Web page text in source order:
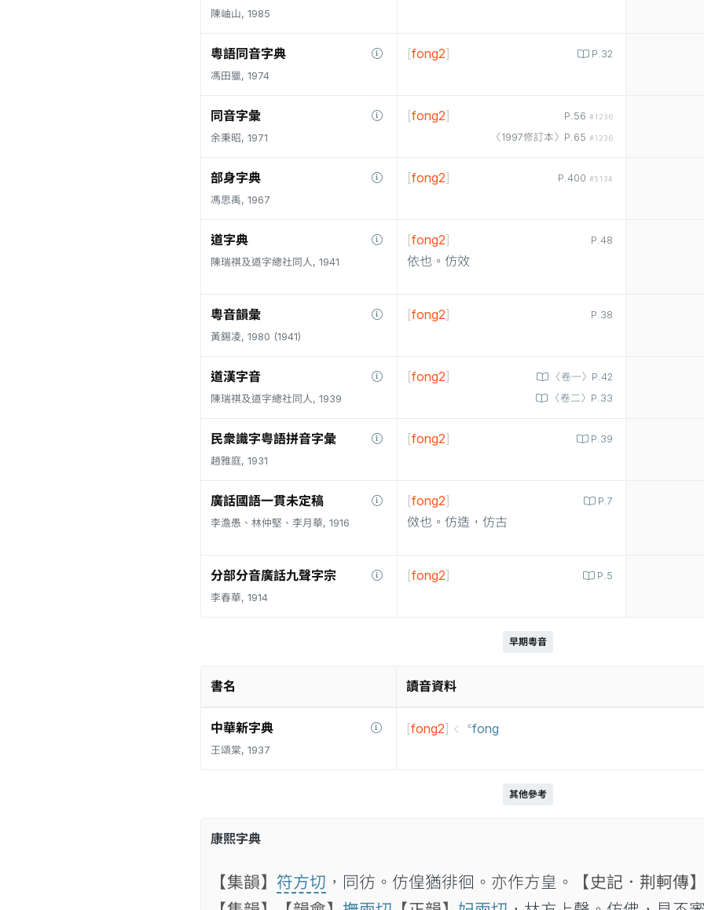
陳岫山, 1985
粵語同音字典
馮田獵, 1974
P.32
[fong2]
同音字彙
余秉昭, 1971
P.56 #1236
〈1997修訂本〉P.65 #1236
[fong2]
部身字典
馮思禹, 1967
P.400 #5134
[fong2]
道字典
陳瑞祺及道字總社同人, 1941
P.48
[fong2]
依也。仿效
粵音韻彙
黃錫凌, 1980 (1941)
P.38
[fong2]
道漢字音
陳瑞祺及道字總社同人, 1939
〈卷一〉P.42
〈卷二〉P.33
[fong2]
民衆識字粤語拼音字彙
趙雅庭, 1931
P.39
[fong2]
廣話國語一貫未定稿
李澹愚、林仲堅、李月華, 1916
P.7
[fong2]
傚也。仿造，仿古
分部分音廣話九聲字宗
李春華, 1914
P.5
[fong2]
早期粵音
書名 讀音資料
中華新字典
王頌棠, 1937
[fong2] ꜂fong
其他參考
康熙字典
【集韻】 符方切 ，同彷。仿偟猶徘徊。亦作方皇。
【史記．荆軻傳